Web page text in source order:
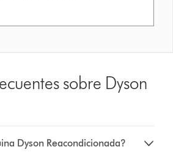
sobre Dyson
Dyson Reacondicionada?